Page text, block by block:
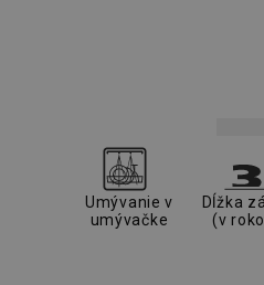
Umývanie v
umývačke
Dĺžka
(v